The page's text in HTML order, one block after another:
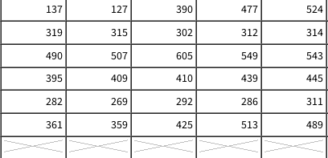
137 127 390 477
524
319 315 302 312
314
490 507 605 549
543
395 409 410 439
445
282 269 292 286
311
361 359 425 513
489